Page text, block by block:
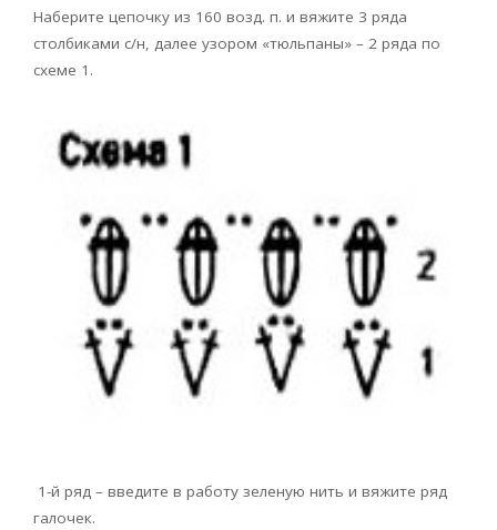
Наберите цепочку из 160 возд. п. и вяжите 3 ряда
столбиками с/н, далее узором «тюльпаны» – 2 ряда по
схеме 1.
1-й ряд – введите в работу зеленую нить и вяжите ряд
галочек.